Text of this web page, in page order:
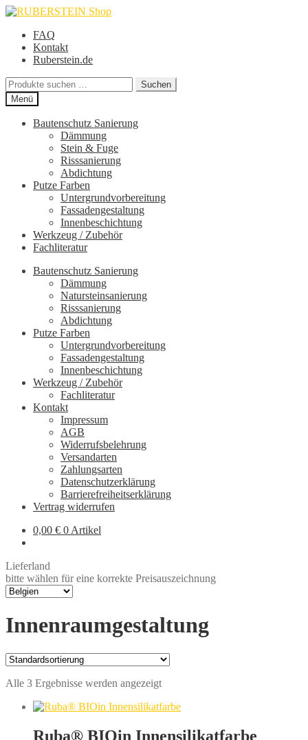
Zur
springen
Zum
springenFAQ
Kontakt
Ruberstein.de
Suche
nach:
Suchen
Menü
Bautenschutz Sanierung
Dämmung
Stein & Fuge
Risssanierung
Abdichtung
Putze Farben
Untergrundvorbereitung
Fassadengestaltung
Innenbeschichtung
Werkzeug / Zubehör
Fachliteratur
Bautenschutz Sanierung
Dämmung
Natursteinsanierung
Risssanierung
Abdichtung
Putze Farben
Untergrundvorbereitung
Fassadengestaltung
Innenbeschichtung
Werkzeug / Zubehör
Fachliteratur
Kontakt
Impressum
AGB
Widerrufsbelehrung
Versandarten
Zahlungsarten
Datenschutzerklärung
Barrierefreiheitserklärung
Vertrag widerrufen
0,00 € 0 Artikel
Lieferland
bitte wählen für eine korrekte Preisauszeichnung
Innenraumgestaltung
Alle 3 Ergebnisse werden angezeigt
Ruba® BIOin Innensilikatfarbe